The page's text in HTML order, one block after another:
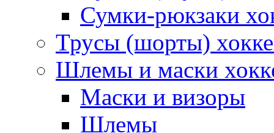
Сумки-рюкзаки
Трусы (шорты)
Шлемы и маски
Маски и визоры
Шлемы